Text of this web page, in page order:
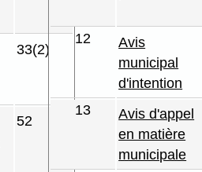
33(2)
52
12
Avis
municipal
d'intention
13
Avis d'appel
en matière
municipale